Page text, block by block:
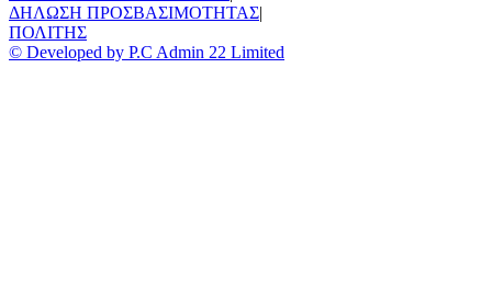
ΔΗΛΩΣΗ ΠΡΟΣΒΑΣΙΜΟΤΗΤΑΣ|
ΠΟΛΙΤΗΣ
© Developed by P.C Admin 22 Limited